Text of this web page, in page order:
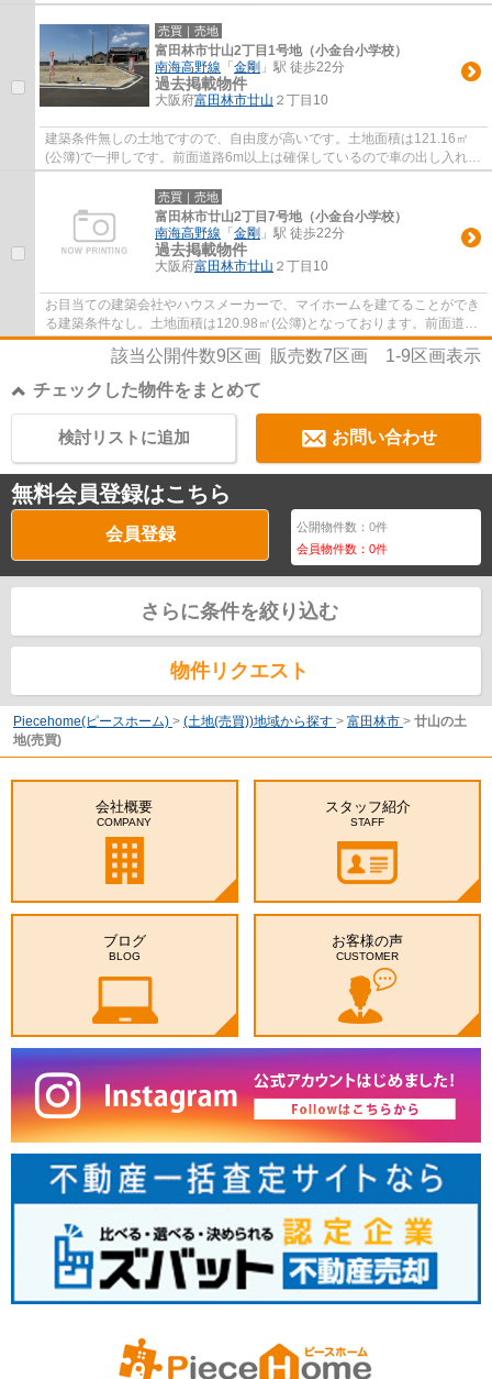
い平坦地です♪土地面積は120.23㎡(公簿)です...
売買｜売地
富田林市廿山2丁目1号地（小金台小学校）
南海高野線 「 金剛 」駅 徒歩22分
過去掲載物件
大阪府富田林市廿山 ２丁目10
建築条件無しの土地ですので、自由度が高いです。土地面積は121.16㎡
(公簿)で一押しです。前面道路6m以上は確保しているので車の出し入れも
ラクラクです。平坦地なので、擁壁・造成費...
売買｜売地
富田林市廿山2丁目7号地（小金台小学校）
南海高野線 「 金剛 」駅 徒歩22分
過去掲載物件
大阪府富田林市廿山 ２丁目10
お目当ての建築会社やハウスメーカーで、マイホームを建てることができ
る建築条件なし。土地面積は120.98㎡(公簿)となっております。前面道路
6m以上は確保しているので車の出し入れも...
該当公開件数9区画 販売数7区画 1-9区画表示
チェックした物件をまとめて
お問い合わせ
検討リストに追加
無料会員登録はこちら
会員登録 公開物件数：0件
会員物件数：0件
さらに条件を絞り込む
物件リクエスト
Piecehome(ピースホーム) > (土地(売買))地域から探す > 富田林市 > 廿山の土
地(売買)
会社概要
COMPANY
スタッフ紹介
STAFF
ブログ
BLOG
お客様の声
CUSTOMER